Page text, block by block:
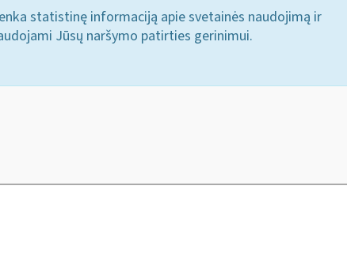
statistinę informaciją apie svetainės naudojimą ir
Jūsų naršymo patirties gerinimui.